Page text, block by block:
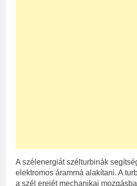
A szélenergiát szélturbinák
elektromos árammá alakítani. A
a szél erejét mechanikai